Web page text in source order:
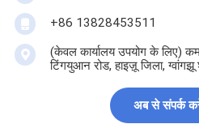
+86 13828453511
(केवल कार्यालय उपयोग के लिए)
टिंगयुआन रोड, हाइज़ू जिला, ग्वांगझू
अब से संपर्क